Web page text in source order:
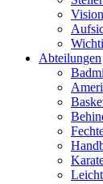
Vision
Abteilungen